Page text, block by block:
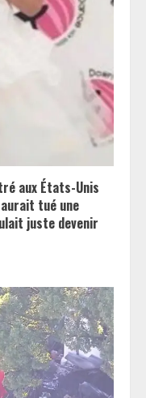
aux États-Unis
tué une
juste devenir